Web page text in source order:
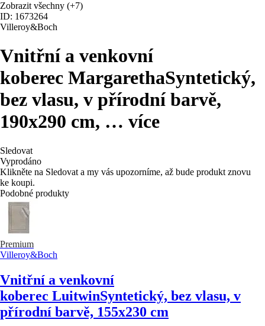
Zobrazit všechny (+7)
ID: 1673264
Villeroy&Boch
Vnitřní a venkovní
koberec MargarethaSyntetický,
bez vlasu, v přírodní barvě,
190x290 cm, … více
Sledovat
Vyprodáno
Klikněte na Sledovat a my vás upozorníme, až bude produkt znovu
ke koupi.
Podobné produkty
Premium
Villeroy&Boch
Vnitřní a venkovní
koberec LuitwinSyntetický, bez vlasu, v
přírodní barvě, 155x230 cm